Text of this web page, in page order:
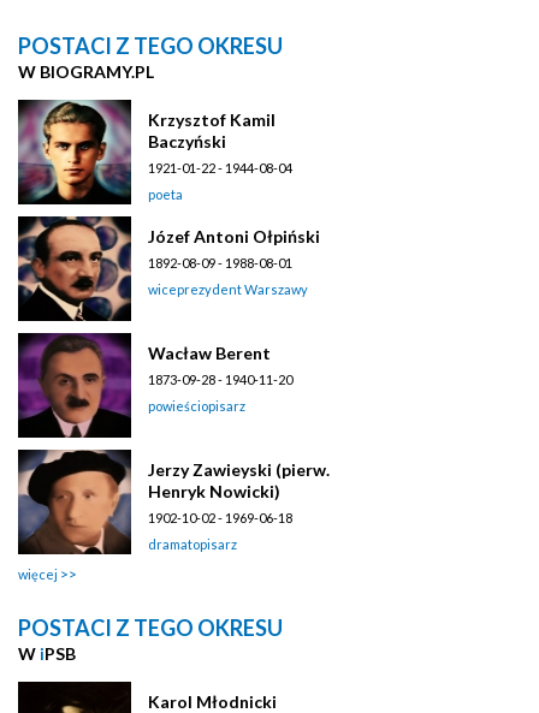
POSTACI Z TEGO OKRESU
W BIOGRAMY.PL
Krzysztof Kamil
Baczyński
1921-01-22 - 1944-08-04
poeta
Józef Antoni Ołpiński
1892-08-09 - 1988-08-01
wiceprezydent Warszawy
Wacław Berent
1873-09-28 - 1940-11-20
powieściopisarz
Jerzy Zawieyski (pierw.
Henryk Nowicki)
1902-10-02 - 1969-06-18
dramatopisarz
więcej
POSTACI Z TEGO OKRESU
W iPSB
Karol Młodnicki